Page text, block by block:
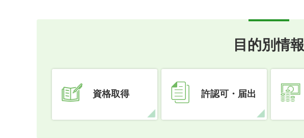
目的別情報
資格取得 許認可・届出